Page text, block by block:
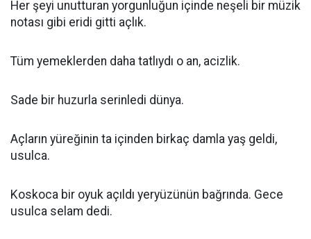
Her şeyi unutturan yorgunluğun içinde neşeli bir müzik
notası gibi eridi gitti açlık.
Tüm yemeklerden daha tatlıydı o an, acizlik.
Sade bir huzurla serinledi dünya.
Açların yüreğinin ta içinden birkaç damla yaş geldi,
usulca.
Koskoca bir oyuk açıldı yeryüzünün bağrında. Gece
usulca selam dedi.